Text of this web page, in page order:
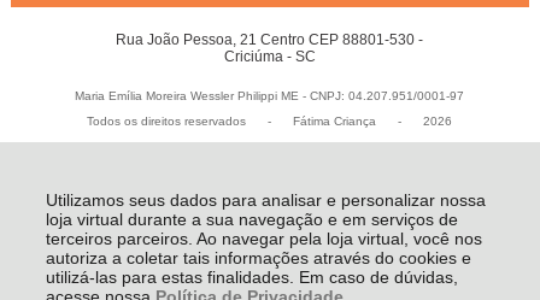
Utilizamos seus dados para analisar e personalizar nossa
loja virtual durante a sua navegação e em serviços de
terceiros parceiros. Ao navegar pela loja virtual, você nos
autoriza a coletar tais informações através do cookies e
utilizá-las para estas finalidades. Em caso de dúvidas,
Rua João Pessoa, 21 Centro CEP 88801-530 -
Criciúma - SC
Maria Emília Moreira Wessler Philippi ME - CNPJ: 04.207.951/0001-97
Todos os direitos reservados
- Fátima Criança - 2026